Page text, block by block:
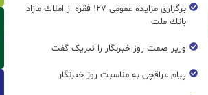
برگزاری مزایده عمومی ۱۲۷ فقره از املاك مازاد
بانك ملت
وزیر صمت روز خبرنگار را تبریک گفت
پیام عراقچی به مناسبت روز خبرنگار